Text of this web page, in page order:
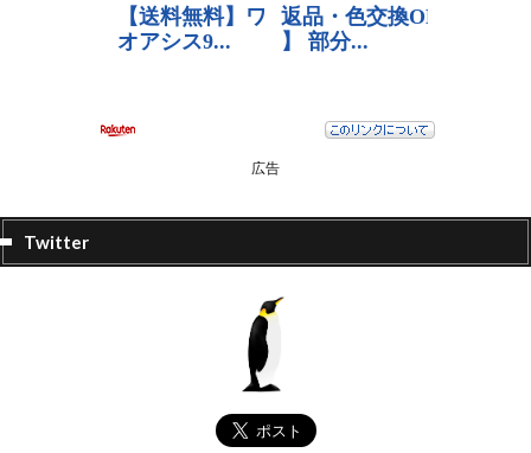
広告
Twitter